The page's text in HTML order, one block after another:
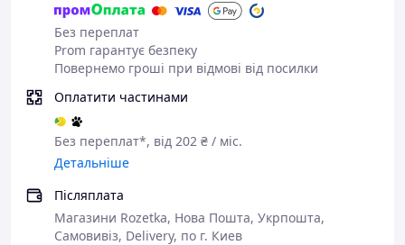
Без переплат
Prom гарантує безпеку
Повернемо гроші при відмові від посилки
Оплатити частинами
Без переплат*, від 202 ₴ / міс.
Детальніше
Післяплата
Магазини Rozetka, Нова Пошта, Укрпошта,
Самовивіз, Delivery, по г. Киев